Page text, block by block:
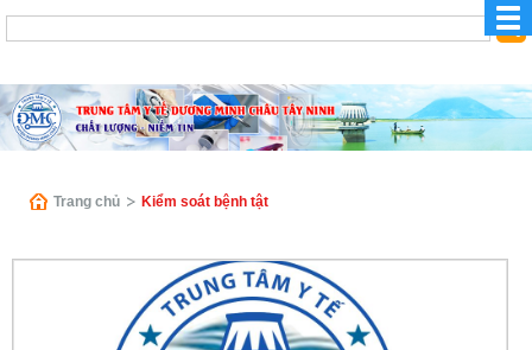
Trang chủ Kiểm soát bệnh tật